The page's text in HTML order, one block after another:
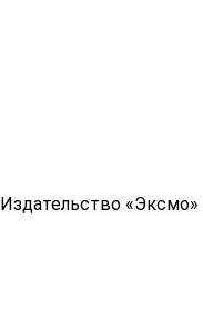
Издательство «Эксмо»